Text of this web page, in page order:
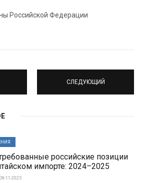
Российской Федерации
СЛЕДУЮЩИЙ
российские позиции
импорте: 2024–2025
11-2025